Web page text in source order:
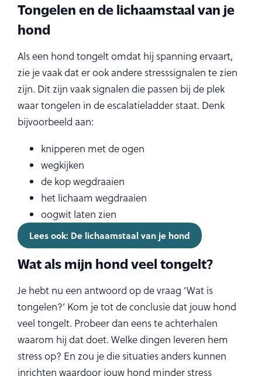
Tongelen en de lichaamstaal van je
hond
Als een hond tongelt omdat hij spanning ervaart,
zie je vaak dat er ook andere stresssignalen te zien
zijn. Dit zijn vaak signalen die passen bij de plek
waar tongelen in de escalatieladder staat. Denk
bijvoorbeeld aan:
knipperen met de ogen
wegkijken
de kop wegdraaien
het lichaam wegdraaien
oogwit laten zien
Lees ook: De lichaamstaal van je hond
Wat als mijn hond veel tongelt?
Je hebt nu een antwoord op de vraag ‘Wat is
tongelen?’ Kom je tot de conclusie dat jouw hond
veel tongelt. Probeer dan eens te achterhalen
waarom hij dat doet. Welke dingen leveren hem
stress op? En zou je die situaties anders kunnen
inrichten waardoor jouw hond minder stress